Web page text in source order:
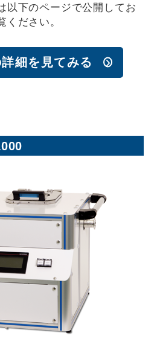
以下のページで公開してお
ください。
細を見てみる